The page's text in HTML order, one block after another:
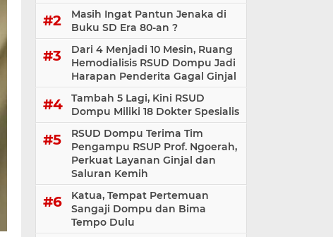
Masih Ingat Pantun Jenaka di
Buku SD Era 80-an ?
Dari 4 Menjadi 10 Mesin, Ruang
Hemodialisis RSUD Dompu Jadi
Harapan Penderita Gagal Ginjal
Tambah 5 Lagi, Kini RSUD
Dompu Miliki 18 Dokter Spesialis
RSUD Dompu Terima Tim
Pengampu RSUP Prof. Ngoerah,
Perkuat Layanan Ginjal dan
Saluran Kemih
Katua, Tempat Pertemuan
Sangaji Dompu dan Bima
Tempo Dulu